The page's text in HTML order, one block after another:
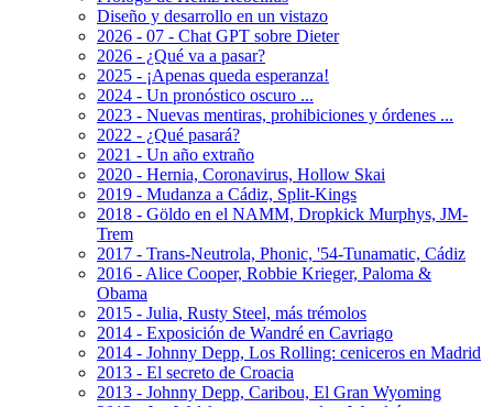
Diseño y desarrollo en un vistazo
2026 - 07 - Chat GPT sobre Dieter
2026 - ¿Qué va a pasar?
2025 - ¡Apenas queda esperanza!
2024 - Un pronóstico oscuro ...
2023 - Nuevas mentiras, prohibiciones y órdenes ...
2022 - ¿Qué pasará?
2021 - Un año extraño
2020 - Hernia, Coronavirus, Hollow Skai
2019 - Mudanza a Cádiz, Split-Kings
2018 - Göldo en el NAMM, Dropkick Murphys, JM-
Trem
2017 - Trans-Neutrola, Phonic, '54-Tunamatic, Cádiz
2016 - Alice Cooper, Robbie Krieger, Paloma &
Obama
2015 - Julia, Rusty Steel, más trémolos
2014 - Exposición de Wandré en Cavriago
2014 - Johnny Depp, Los Rolling: ceniceros en Madrid
2013 - El secreto de Croacia
2013 - Johnny Depp, Caribou, El Gran Wyoming